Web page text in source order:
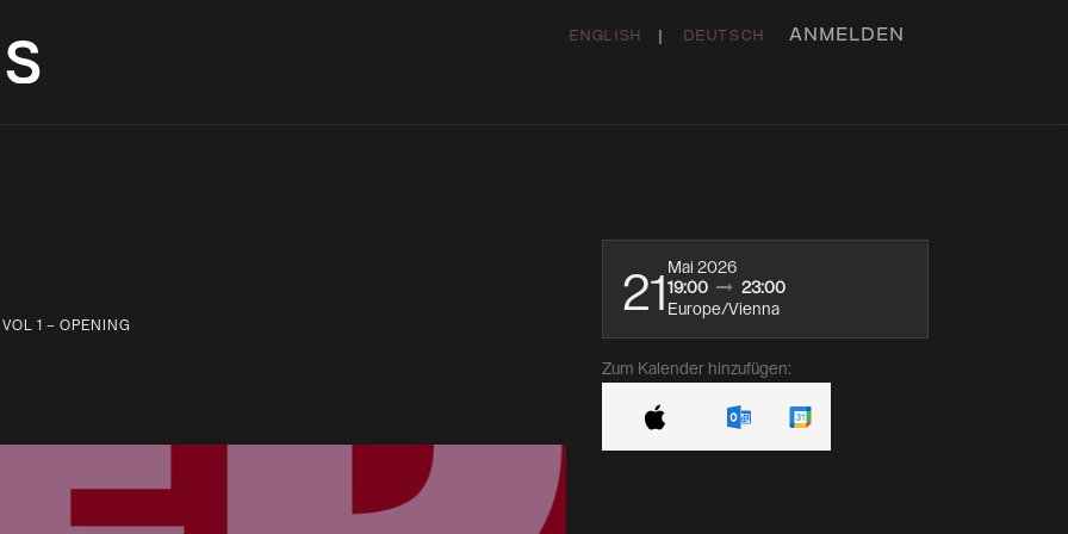
ENGLISH DEUTSCH ANMELDEN
1 – OPENING
21
Mai 2026
19:00
23:00
Europe/Vienna
Zum Kalender hinzufügen: